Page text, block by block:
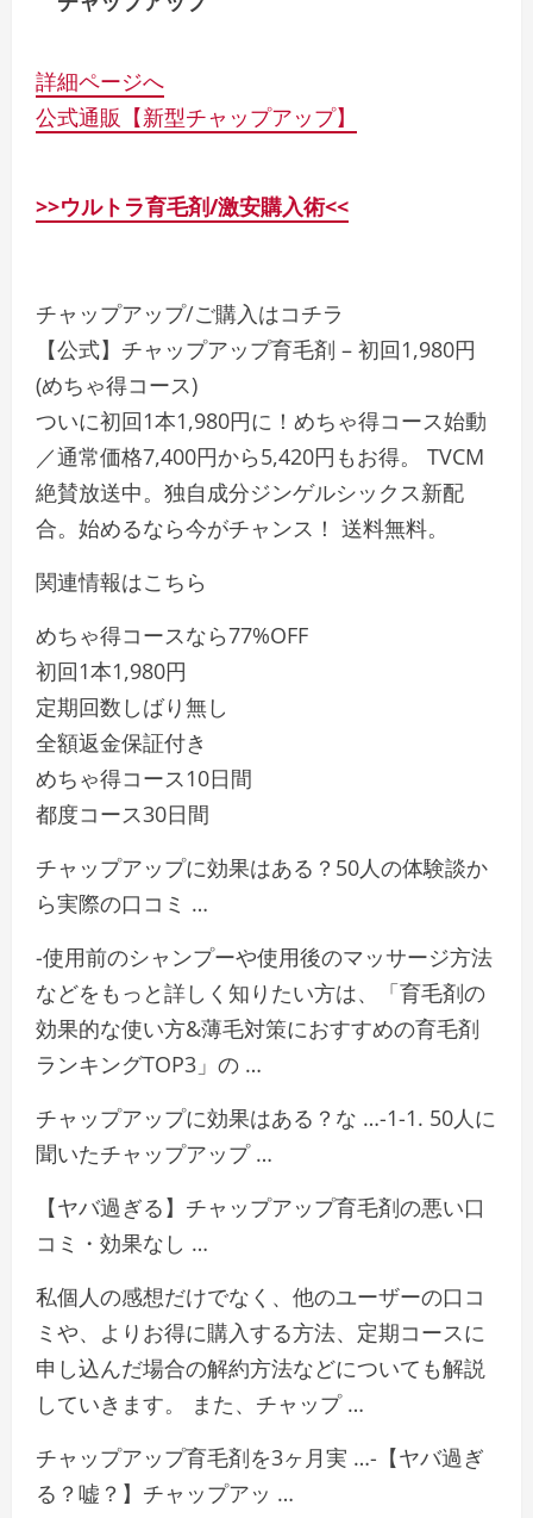
詳細ページへ
公式通販【新型チャップアップ】
>>ウルトラ育毛剤/激安購入術<<
チャップアップ/ご購入はコチラ
【公式】チャップアップ育毛剤 – 初回1,980円
(めちゃ得コース)
ついに初回1本1,980円に！めちゃ得コース始動
／通常価格7,400円から5,420円もお得。 TVCM
絶賛放送中。独自成分ジンゲルシックス新配
合。始めるなら今がチャンス！ 送料無料。
関連情報はこちら
めちゃ得コースなら77%OFF
初回1本1,980円
定期回数しばり無し
全額返金保証付き
めちゃ得コース10日間
都度コース30日間
チャップアップに効果はある？50人の体験談か
ら実際の口コミ …
-使用前のシャンプーや使用後のマッサージ方法
などをもっと詳しく知りたい方は、「育毛剤の
効果的な使い方&薄毛対策におすすめの育毛剤
ランキングTOP3」の …
チャップアップに効果はある？な …-1-1. 50人に
聞いたチャップアップ …
【ヤバ過ぎる】チャップアップ育毛剤の悪い口
コミ・効果なし …
私個人の感想だけでなく、他のユーザーの口コ
ミや、よりお得に購入する方法、定期コースに
申し込んだ場合の解約方法などについても解説
していきます。 また、チャップ …
チャップアップ育毛剤を3ヶ月実 …-【ヤバ過ぎ
る？嘘？】チャップアッ …